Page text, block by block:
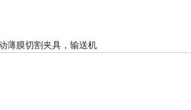
薄膜切割夹具，输送机